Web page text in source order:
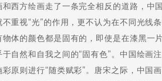
西方绘画走了一条完全相反的道路，中
重视“光”的作用，更不认为在不同光线
体的颜色都是固有的，即使是在漆黑一
自然和自我之间的“固有色”。中国绘画
原则进行“随类赋彩”。唐宋之际，中国